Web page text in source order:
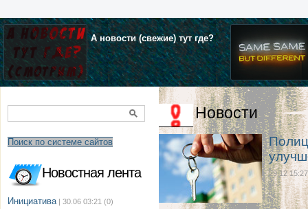
А новости (свежие) тут где?
Поиск по системе сайтов
Новостная лента
Инициатива | 30.06 03:21 (0)
Новости
29.12 15:27